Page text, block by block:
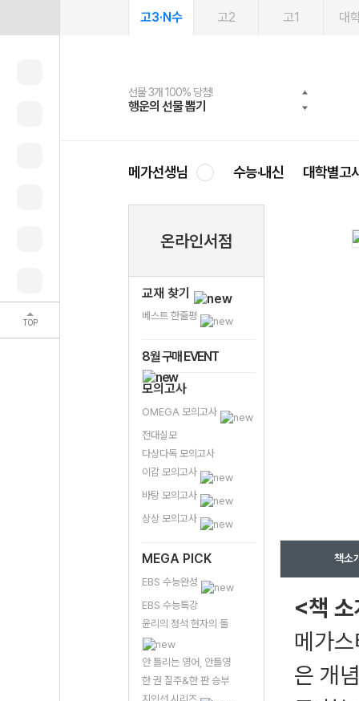
TOP
고3·N수 고2 고1 대
선물 3개 100% 당첨!
행운의 선물 뽑기
선물 100% 증정!
메가스터디 X 올리브
2027 러셀 단과
강사 공개선발
스마트러닝앱
설문 EVENT
메가패스
3일 무료 체험권
메가패스 수강생 무료혜택!
메가클럽 멤버십
사회공헌 캠페인
희망이룸 메가나눔
메가선생님 수능·내신 대학별고
온라인서점
교재 찾기
베스트 한줄평
8월 구매 EVENT
모의고사
OMEGA 모의고사
전대실모
다상다독 모의고사
이감 모의고사
바탕 모의고사
상상 모의고사
MEGA PICK
EBS 수능완성
EBS 수능특강
윤리의 정석 현자의 돌
안 틀리는 영어, 안틀영
한 권 질주&한 판 승부
책소
<책
메가
은 개